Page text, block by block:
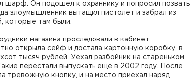
шарф. Он подошел к охраннику и попросил позвать
злоумышленник вытащил пистолет и забрал из
которые там были.
магазина проследовали в кабинет
открыла сейф и достала картонную коробку, в
тысяч рублей. Уехал разбойник на стареньком
перестали выпускать еще в 2002 году. После
тревожную кнопку, и на место приехал наряд